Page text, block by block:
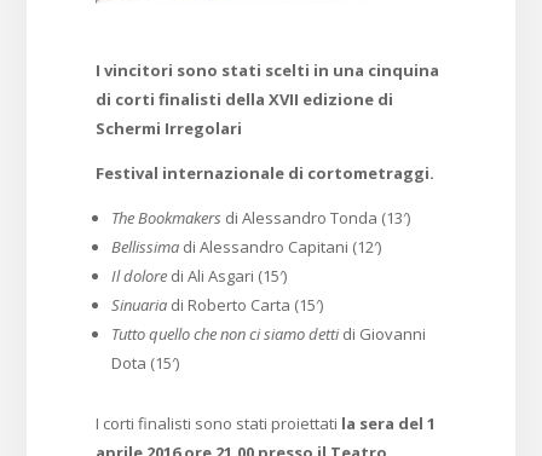
I vincitori sono stati scelti in una cinquina
di corti finalisti della XVII edizione di
Schermi Irregolari
Festival internazionale di cortometraggi.
The Bookmakers di Alessandro Tonda (13′)
Bellissimadi Alessandro Capitani (12′)
Il doloredi Ali Asgari (15′)
Sinuariadi Roberto Carta (15′)
Tutto quello che non ci siamo dettidi Giovanni
Dota (15′)
I corti finalisti sono stati proiettati la sera del 1